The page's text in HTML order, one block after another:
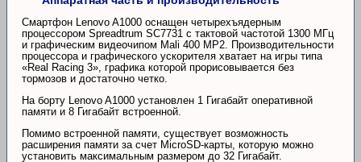
Смартфон Lenovo A1000 оснащен четырехъядерным
процессором Spreadtrum SC7731 с тактовой частотой 1300 МГц
и графическим видеочипом Mali 400 MP2. Производительности
процессора и графического ускорителя хватает на игры типа
«Real Racing 3», графика которой прорисовывается без
тормозов и достаточно четко.
На борту Lenovo A1000 установлен 1 Гигабайт оперативной
памяти и 8 Гигабайт встроенной.
Помимо встроенной памяти, существует возможность
расширения памяти за счет MicroSD-карты, которую можно
установить максимальным размером до 32 Гигабайт.